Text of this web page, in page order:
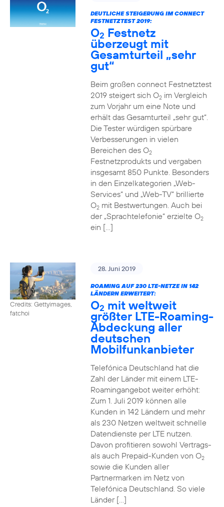
DEUTLICHE STEIGERUNG IM CONNECT
FESTNETZTEST 2019:
O2 Festnetz
überzeugt mit
Gesamturteil „sehr
gut“
Beim großen connect Festnetztest
2019 steigert sich O2im Vergleich
zum Vorjahr um eine Note und
erhält das Gesamturteil „sehr gut“.
Die Tester würdigen spürbare
Verbesserungen in vielen
Bereichen des O2
Festnetzprodukts und vergaben
insgesamt 850 Punkte. Besonders
in den Einzelkategorien „Web-
Services“ und „Web-TV“ brillierte
O2mit Bestwertungen. Auch bei
der „Sprachtelefonie“ erzielte O2
ein […]
Credits: Gettyimages,
fatchoi
28. Juni 2019
ROAMING AUF 230 LTE-NETZE IN 142
LÄNDERN ERWEITERT:
O2 mit weltweit
größter LTE-Roaming-
Abdeckung aller
deutschen
Mobilfunkanbieter
Telefónica Deutschland hat die
Zahl der Länder mit einem LTE-
Roamingangebot weiter erhöht:
Zum 1. Juli 2019 können alle
Kunden in 142 Ländern und mehr
als 230 Netzen weltweit schnelle
Datendienste per LTE nutzen.
Davon profitieren sowohl Vertrags-
als auch Prepaid-Kunden von O2
sowie die Kunden aller
Partnermarken im Netz von
Telefónica Deutschland. So viele
Länder […]